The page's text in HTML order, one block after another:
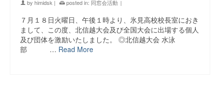
by himidsk | posted in: 同窓会活動 |
７月１８日火曜日、午後１時より、氷見高校校長室におき
まして、この度、北信越大会及び全国大会に出場する個人
及び団体を激励いたしました。 ◎北信越大会 水泳
部 … Read More